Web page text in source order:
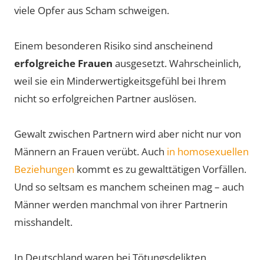
viele Opfer aus Scham schweigen.
Einem besonderen Risiko sind anscheinend
erfolgreiche Frauen ausgesetzt. Wahrscheinlich,
weil sie ein Minderwertigkeitsgefühl bei Ihrem
nicht so erfolgreichen Partner auslösen.
Gewalt zwischen Partnern wird aber nicht nur von
Männern an Frauen verübt. Auch in homosexuellen
Beziehungen kommt es zu gewalttätigen Vorfällen.
Und so seltsam es manchem scheinen mag – auch
Männer werden manchmal von ihrer Partnerin
misshandelt.
In Deutschland waren bei Tötungsdelikten